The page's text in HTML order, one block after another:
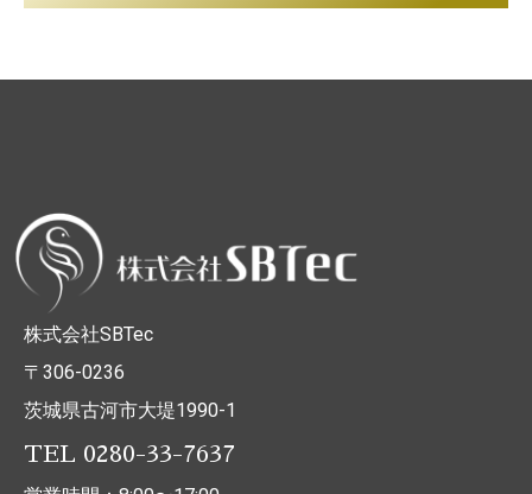
株式会社SBTec
〒306-0236
茨城県古河市大堤1990-1
TEL 0280-33-7637